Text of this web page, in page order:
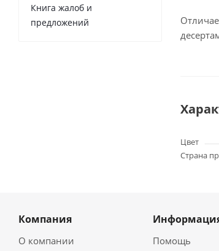
Цвет
Страна
Книга жалоб и
предложений
Компания
О компании
Помощь